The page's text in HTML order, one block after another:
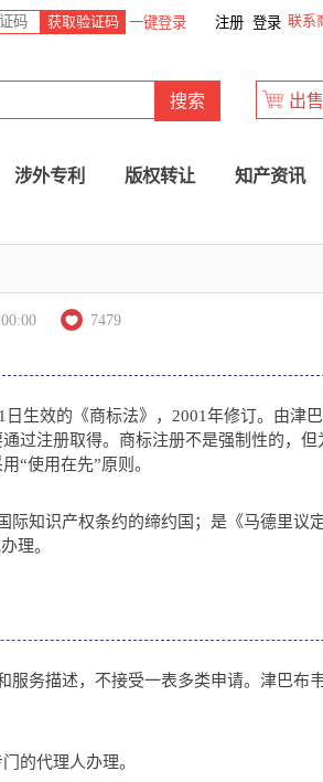
获取验证码 一键登录 登录
注册 联系
搜索 出
涉外专利 版权转让 知产资讯
7479
效的《商标法》，2001年修订。由津
过注册取得。商标注册不是强制性的，
“使用在先”原则。
知识产权条约的缔约国；是《马德里议
理。
务描述，不接受一表多类申请。津巴布
的代理人办理。